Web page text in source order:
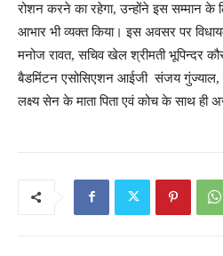
रोशन करने का रहेगा, उन्होंने इस सम्मान के
आभार भी व्यक्त किया। इस अवसर पर
मनोज रावत, सचिव खेल श्रीमती भूपिन्दर
बैडमिंटन एसोसिएशन आईजी संजय गुंज्याल,
लक्ष्य सेन के माता पिता एवं कोच के साथ ही